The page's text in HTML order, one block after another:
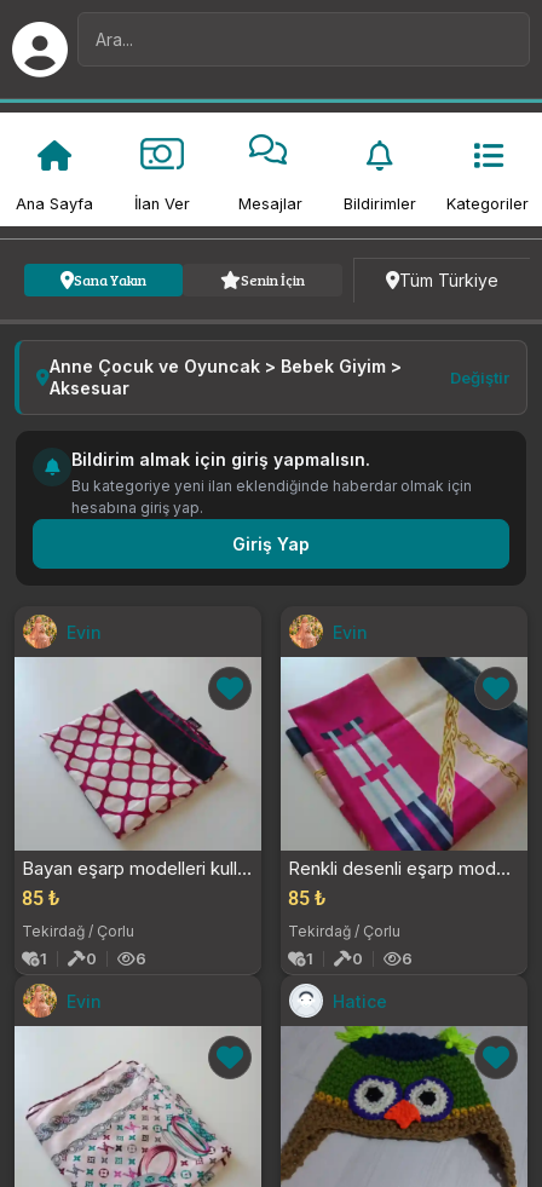
Ana Sayfa İlan Ver Mesajlar Bildirimler Kategoriler
Sana Yakın Senin İçin Tüm Türkiye
Anne Çocuk ve Oyuncak > Bebek Giyim >
Aksesuar
Değiştir
Bildirim almak için giriş yapmalısın.
Bu kategoriye yeni ilan eklendiğinde haberdar olmak için
hesabına giriş yap.
Giriş Yap
Evin
Bayan eşarp modelleri kullanıldı
85 ₺
Tekirdağ / Çorlu
1 0 6
Evin
Renkli desenli eşarp modelleri
85 ₺
Tekirdağ / Çorlu
1 0 6
Evin Hatice